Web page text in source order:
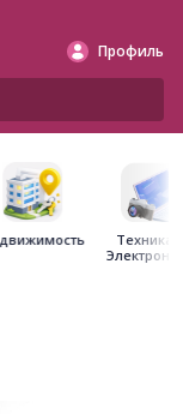
Профиль
Техника